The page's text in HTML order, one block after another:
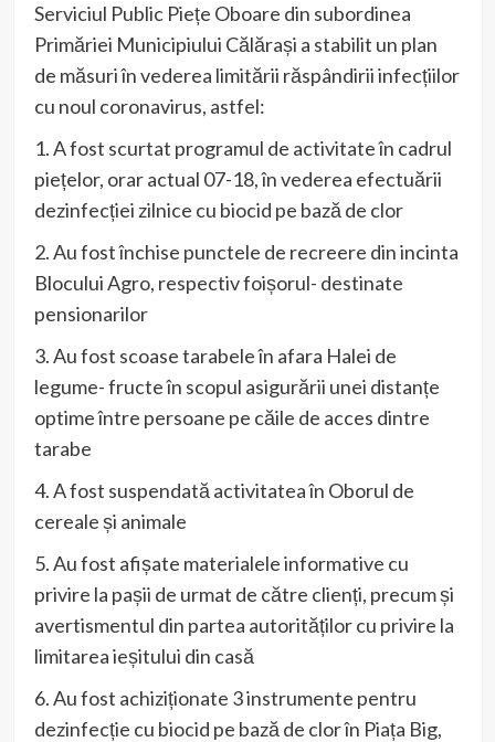
Serviciul Public Piețe Oboare din subordinea
Primăriei Municipiului Călărași a stabilit un plan
de măsuri în vederea limitării răspândirii infecțiilor
cu noul coronavirus, astfel:
1. A fost scurtat programul de activitate în cadrul
piețelor, orar actual 07-18, în vederea efectuării
dezinfecției zilnice cu biocid pe bază de clor
2. Au fost închise punctele de recreere din incinta
Blocului Agro, respectiv foișorul- destinate
pensionarilor
3. Au fost scoase tarabele în afara Halei de
legume- fructe în scopul asigurării unei distanțe
optime între persoane pe căile de acces dintre
tarabe
4. A fost suspendată activitatea în Oborul de
cereale și animale
5. Au fost afișate materialele informative cu
privire la pașii de urmat de către clienți, precum și
avertismentul din partea autorităților cu privire la
limitarea ieșitului din casă
6. Au fost achiziționate 3 instrumente pentru
dezinfecție cu biocid pe bază de clor în Piața Big,